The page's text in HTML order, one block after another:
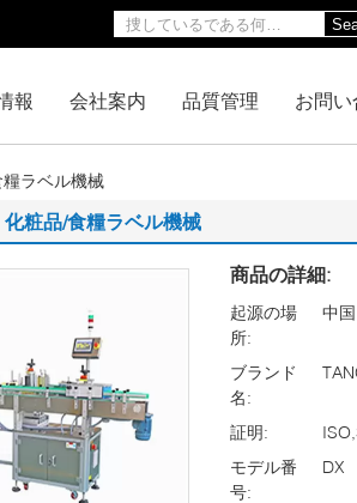
報 会社案内 品質管理 お問
ラベル機械
粧品/食糧ラベル機械
商品の詳細:
起源の場
所:
中国
ブランド
名:
証明:
モデル番
号:
DX